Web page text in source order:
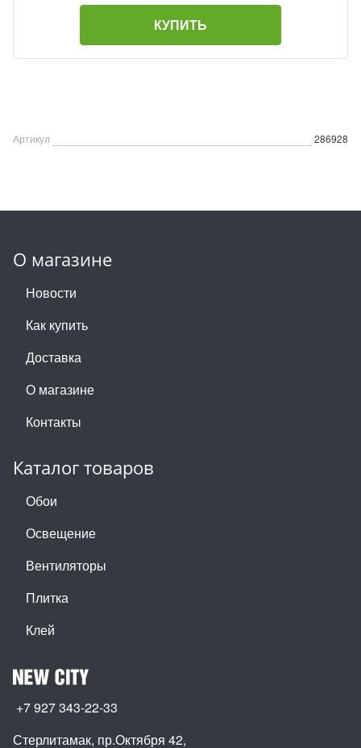
КУПИТЬ
Артикул 286928
О магазине
Новости
Как купить
Доставка
О магазине
Контакты
Каталог товаров
Обои
Освещение
Вентиляторы
Плитка
Клей
+7 927 343-22-33
Стерлитамак, пр.Октября 42,